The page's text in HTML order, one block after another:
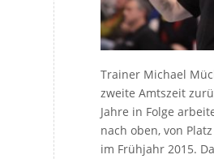
Trainer Michael
zweite Amtszeit
Jahre in Folge
nach oben, von
im Frühjahr 2015.